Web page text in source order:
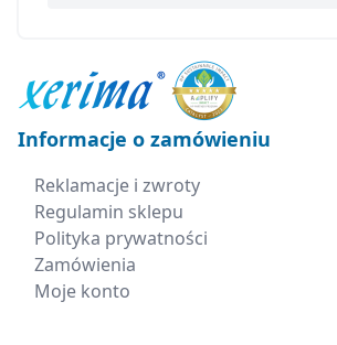
Informacje o zamówieniu
Reklamacje i zwroty
Regulamin sklepu
Polityka prywatności
Zamówienia
Moje konto